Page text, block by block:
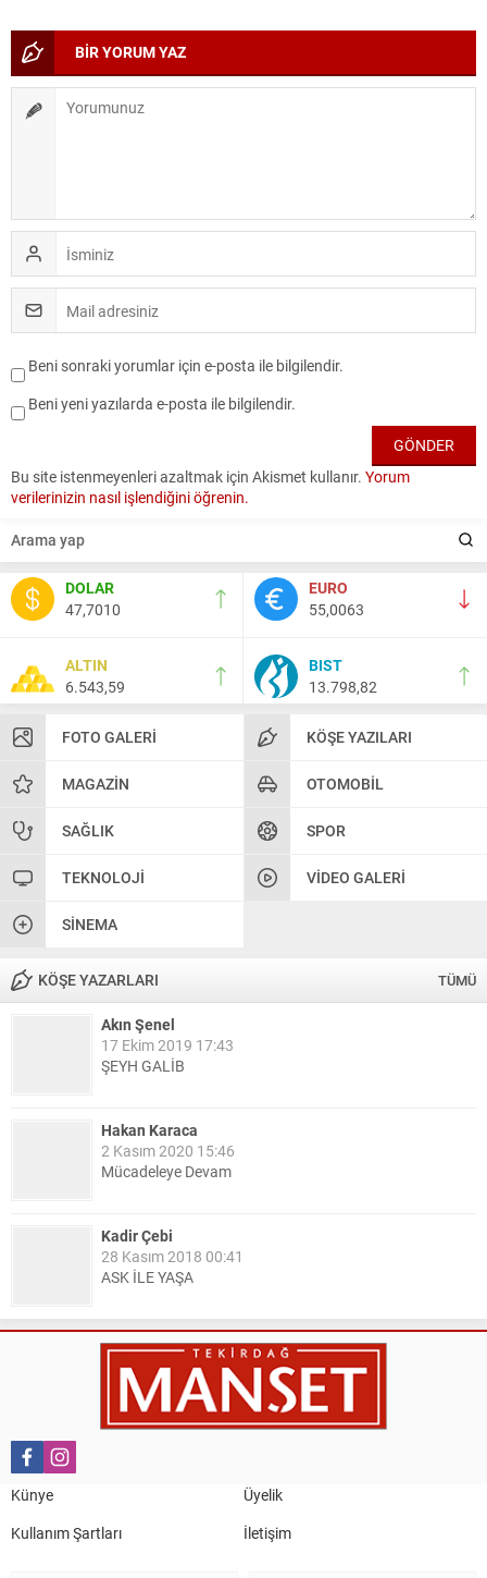
DOLAR
47,7010
EURO
55,0063
ALTIN
6.543,59
BIST
13.798,82
FOTO GALERI KÖŞE YAZILARI
MAGAZIN OTOMOBIL
SAĞLIK SPOR
TEKNOLOJI VIDEO GALERI
SINEMA
KÖŞE YAZARLARI TÜMÜ
Akın Şenel
17 Ekim 2019 17:43
ŞEYH GALİB
Hakan Karaca
2 Kasım 2020 15:46
Mücadeleye Devam
Kadir Çebi
28 Kasım 2018 00:41
ASK İLE YAŞA
Nail Kazanç
10 Mart 2023 21:36
HAYDİ TEKİRDAĞ MAÇA !!!!
TEKİRDAĞ İL EMNİYET MÜDÜRÜMÜZE HAYIRLI OLSUN
BİR YORUM YAZ
Beni sonraki yorumlar için e-posta ile bilgilendir.
Beni yeni yazılarda e-posta ile bilgilendir.
Bu site istenmeyenleri azaltmak için Akismet kullanır. Yorum
verilerinizin nasıl işlendiğini öğrenin.
Künye
Üyelik
Kullanım Şartları
İletişim